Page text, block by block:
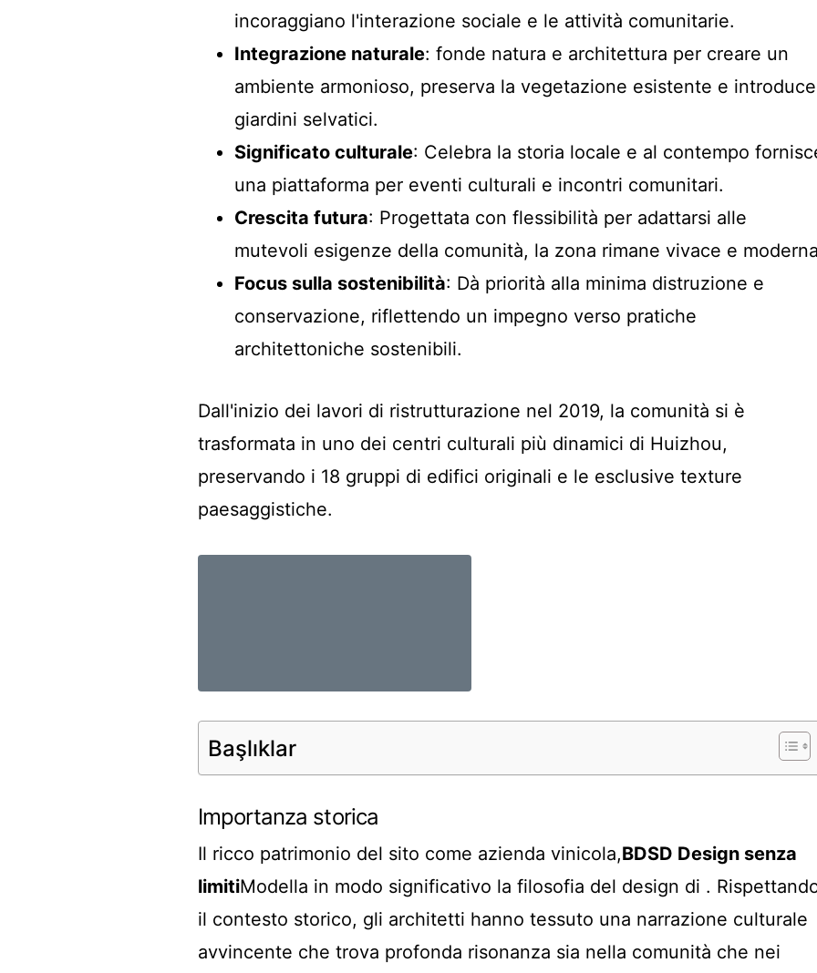
incoraggiano l'interazione sociale e le attività comunitarie.
Integrazione naturale: fonde natura e architettura per creare un
ambiente armonioso, preserva la vegetazione esistente e introduce
giardini selvatici.
Significato culturale: Celebra la storia locale e al contempo
una piattaforma per eventi culturali e incontri comunitari.
Crescita futura: Progettata con flessibilità per adattarsi alle
mutevoli esigenze della comunità, la zona rimane vivace e
Focus sulla sostenibilità: Dà priorità alla minima distruzione e
conservazione, riflettendo un impegno verso pratiche
architettoniche sostenibili.
Dall'inizio dei lavori di ristrutturazione nel 2019, la comunità si è
trasformata in uno dei centri culturali più dinamici di Huizhou,
preservando i 18 gruppi di edifici originali e le esclusive texture
paesaggistiche.
Başlıklar
Importanza storica
Il ricco patrimonio del sito come azienda vinicola,BDSD Design senza
limitiModella in modo significativo la filosofia del design di .
il contesto storico, gli architetti hanno tessuto una narrazione culturale
avvincente che trova profonda risonanza sia nella comunità che nei